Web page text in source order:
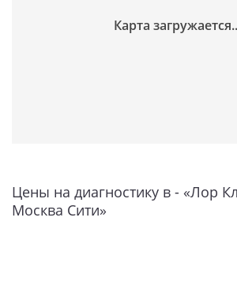
Цены на диагностику в - «Лор
Москва Сити»